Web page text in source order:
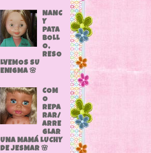
NANC
Y
PATA
BOLL
O,
RESO
LVEMOS SU
ENIGMA 🌸
COM
O
REPA
RAR/
ARRE
GLAR
UNA MAMÁ LUCHY
DE JESMAR 🌸